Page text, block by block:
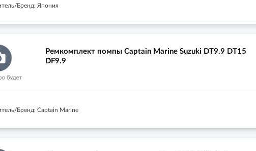
Бренд: Япония
Ремкомплект помпы Captain Marine Suzuki DT9.9 DT15
DF9.9
Бренд: Captain Marine